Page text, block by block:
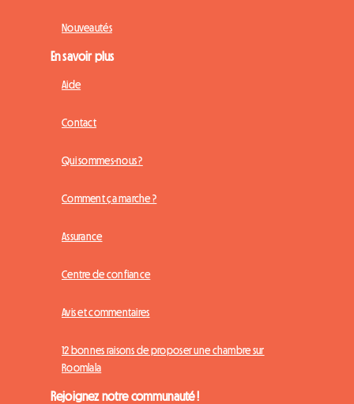
Nouveautés
En savoir plus
Aide
Contact
Qui sommes-nous ?
Comment ça marche ?
Assurance
Centre de confiance
Avis et commentaires
12 bonnes raisons de proposer une chambre sur
Roomlala
Rejoignez notre communauté !